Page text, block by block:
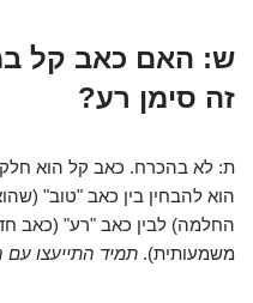
ש: האם כאב קל
זה סימן רע?
ת: לא בהכרח. כאב קל הוא
הוא להבחין בין כאב "טוב"
החלמה) לבין כאב "רע" (כאב
משמעותית). תמיד התייעצו